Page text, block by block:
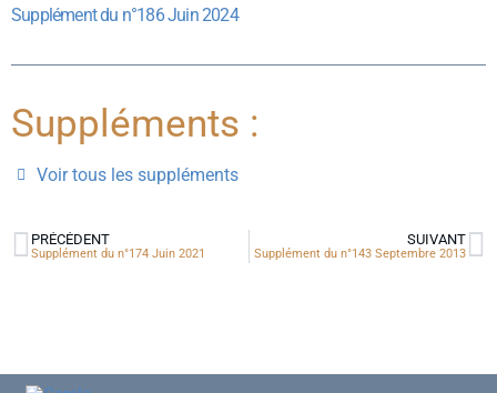
Supplément du n°186 Juin 2024
Suppléments :
Voir tous les suppléments
PRÉCÉDENT
Supplément du n°174 Juin 2021
SUIVANT
Supplément du n°143 Septembre 2013